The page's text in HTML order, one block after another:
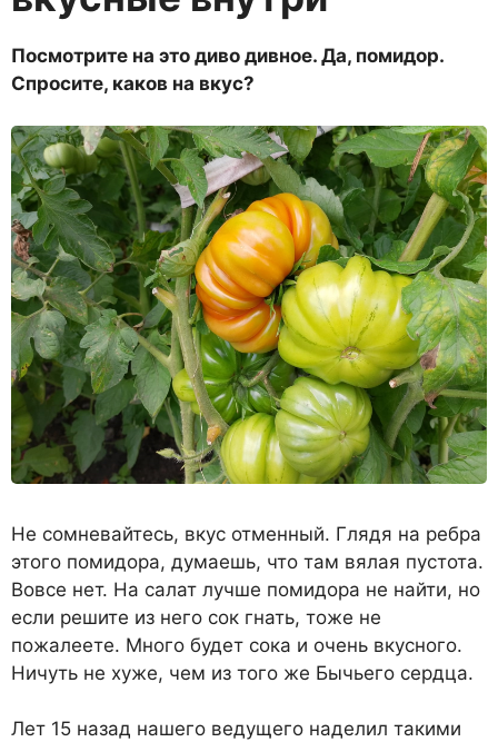
Посмотрите на это диво дивное. Да, помидор.
Спросите, каков на вкус?
Не сомневайтесь, вкус отменный. Глядя на ребра
этого помидора, думаешь, что там вялая пустота.
Вовсе нет. На салат лучше помидора не найти, но
если решите из него сок гнать, тоже не
пожалеете. Много будет сока и очень вкусного.
Ничуть не хуже, чем из того же Бычьего сердца.
Лет 15 назад нашего ведущего наделил такими